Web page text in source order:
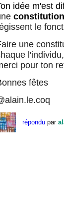
idée m'est
ne constitution
le
une
pour ton
fêtes
répondu par